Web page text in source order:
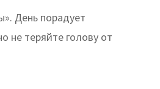
День порадует
не теряйте голову от